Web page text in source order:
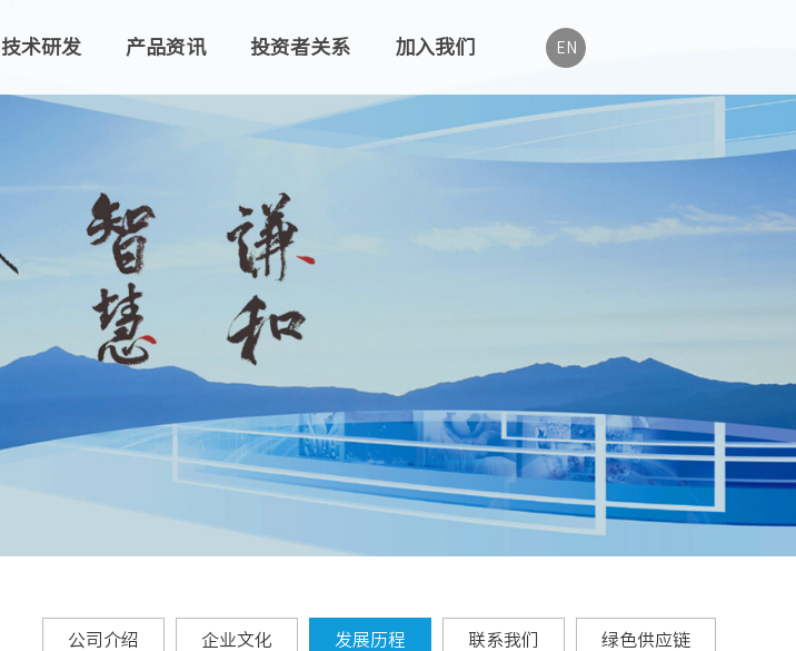
技术研发 产品资讯 投资者关系 加入我们 EN
公司介绍 企业文化 发展历程 联系我们 绿色供应链